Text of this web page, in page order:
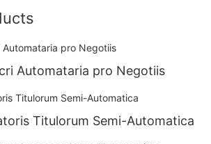
Automataria pro Negotiis
Titulorum Semi-Automatica